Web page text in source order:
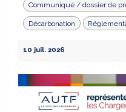
Communiqué / dossier de
Décarbonation
10 juil. 2026